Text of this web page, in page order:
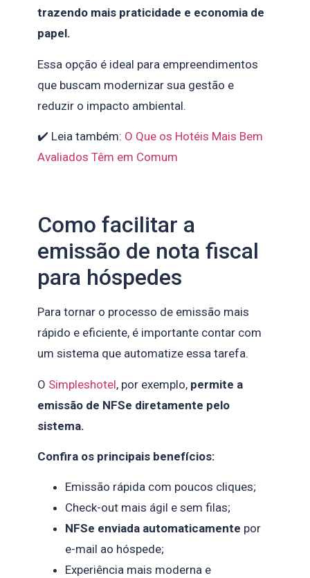
trazendo mais praticidade e economia de
papel.
Essa opção é ideal para empreendimentos
que buscam modernizar sua gestão e
reduzir o impacto ambiental.
✔️ Leia também: O Que os Hotéis Mais Bem
Avaliados Têm em Comum
Como facilitar a
emissão de nota fiscal
para hóspedes
Para tornar o processo de emissão mais
rápido e eficiente, é importante contar com
um sistema que automatize essa tarefa.
O Simpleshotel, por exemplo, permite a
emissão de NFSe diretamente pelo
sistema.
Confira os principais benefícios:
Emissão rápida com poucos cliques;
Check-out mais ágil e sem filas;
NFSe enviada automaticamente por
e-mail ao hóspede;
Experiência mais moderna e